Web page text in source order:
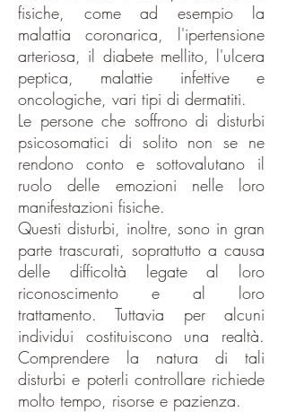
fisiche, come ad esempio la
malattia coronarica, l'ipertensione
arteriosa, il diabete mellito, l'ulcera
peptica, malattie infettive e
oncologiche, vari tipi di dermatiti.
Le persone che soffrono di disturbi
psicosomatici di solito non se ne
rendono conto e sottovalutano il
ruolo delle emozioni nelle loro
manifestazioni fisiche.
Questi disturbi, inoltre, sono in gran
parte trascurati, soprattutto a causa
delle difficoltà legate al loro
riconoscimento e al loro
trattamento. Tuttavia per alcuni
individui costituiscono una realtà.
Comprendere la natura di tali
disturbi e poterli controllare richiede
molto tempo, risorse e pazienza.